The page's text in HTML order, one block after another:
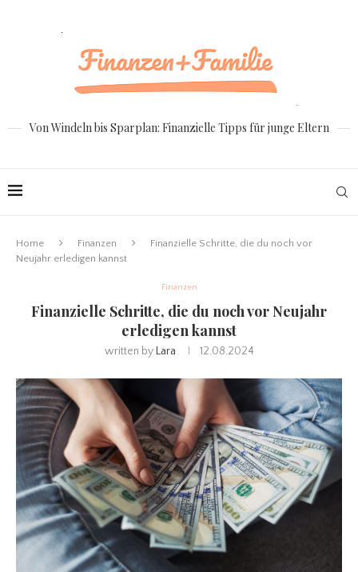
Von Windeln bis Sparplan: Finanzielle Tipps für junge Eltern
Home Finanzen
Finanzielle Schritte, die du noch vor
Neujahr erledigen kannst
Finanzen
Finanzielle Schritte, die du noch vor Neujahr
erledigen kannst
written by Lara 12.08.2024